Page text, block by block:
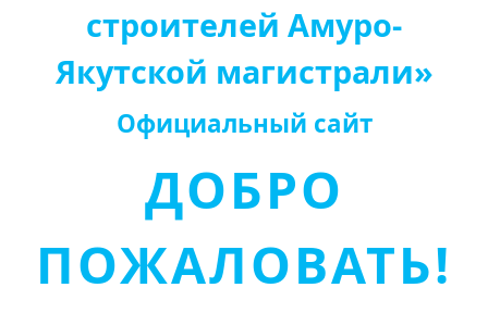
строителей Амуро-
Якутской магистрали»
Официальный сайт
ДОБРО
ПОЖАЛОВАТЬ!